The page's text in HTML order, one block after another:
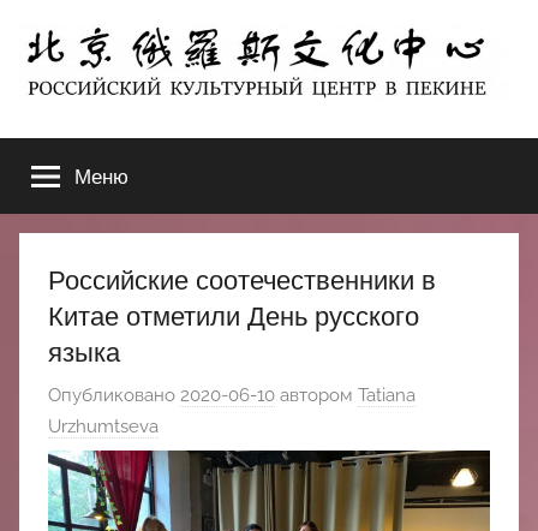
содержимому
北
京
俄
罗
斯
文
化
ЦЕНТР
В
ПЕКИНЕ
Меню
Российские соотечественники в
Китае отметили День русского
языка
Опубликовано 2020-06-10 автором Tatiana
Urzhumtseva